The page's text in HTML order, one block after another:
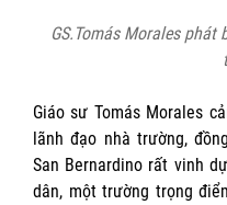
GS.Tomás Morales
Giáo sư Tomás Morales
lãnh đạo nhà trường,
San Bernardino rất vinh
dân, một trường trọng